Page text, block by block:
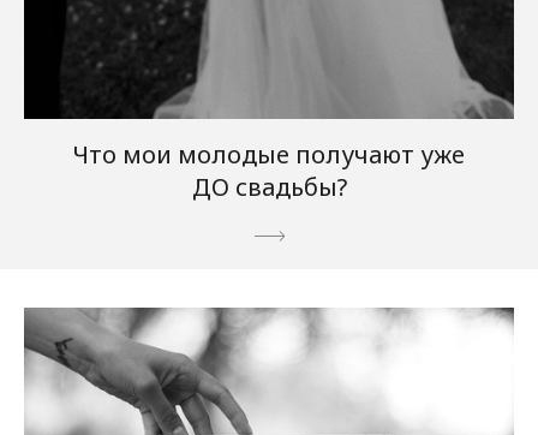
Что мои молодые получают уже
ДО свадьбы?